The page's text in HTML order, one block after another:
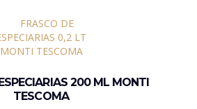
200 ML MONTI
TESCOMA